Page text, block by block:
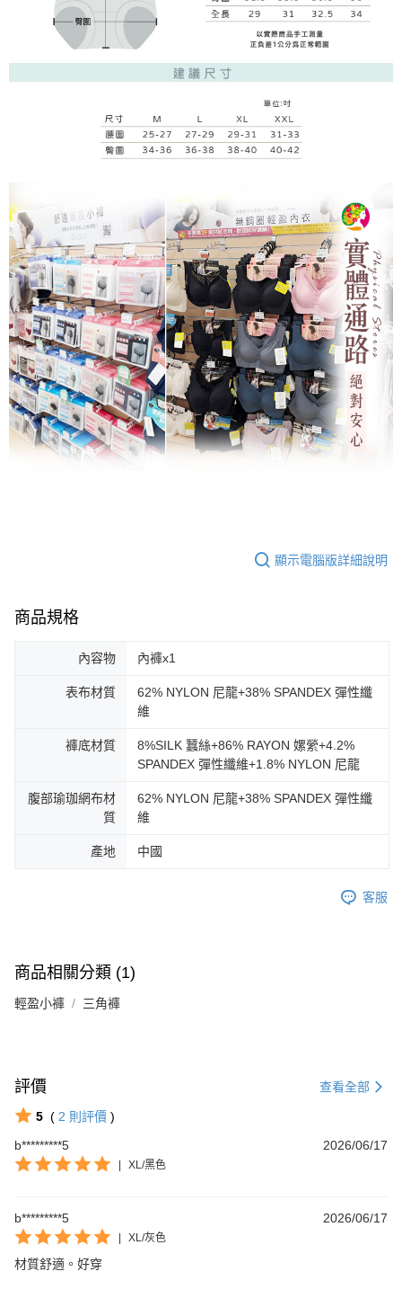
顯示電腦版詳細說明
商品規格
內容物 內褲x1
表布材質
62% NYLON 尼龍+38% SPANDEX 彈性纖
維
褲底材質
8%SILK 蠶絲+86% RAYON 嫘縈+4.2%
SPANDEX 彈性纖維+1.8% NYLON 尼龍
腹部瑜珈網布材
質
62% NYLON 尼龍+38% SPANDEX 彈性纖
維
產地 中國
客服
商品相關分類 (1)
輕盈小褲 三角褲
評價 查看全部
5 ( 2 則評價 )
b*********5
2026/06/17
XL/黑色
b*********5 2026/06/17
XL/灰色
材質舒適。好穿